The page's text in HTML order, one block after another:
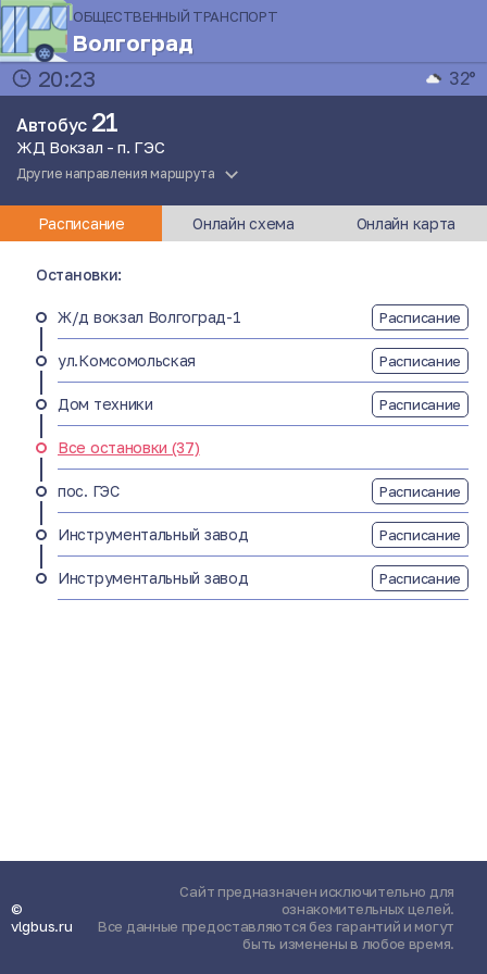
ОБЩЕСТВЕННЫЙ ТРАНСПОРТ
Волгоград
20:23
32°
Автобус 21
ЖД Вокзал - п. ГЭС
Другие направления маршрута
Расписание Онлайн схема Онлайн карта
Остановки:
Ж/д вокзал Волгоград-1 Расписание
ул.Комсомольская Расписание
Дом техники Расписание
Все остановки (37)
пос. ГЭС Расписание
Инструментальный завод Расписание
Инструментальный завод Расписание
©
vlgbus.ru
Сайт предназначен исключительно для
ознакомительных целей.
Все данные предоставляются без гарантий и могут
быть изменены в любое время.